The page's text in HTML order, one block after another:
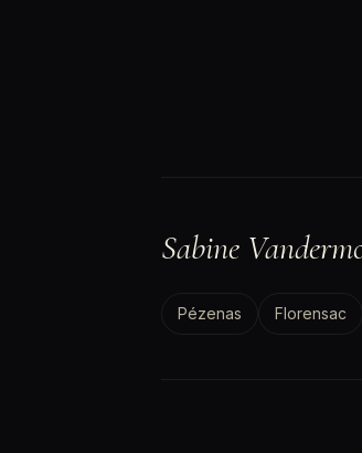
Sabine
Pézenas Florensac